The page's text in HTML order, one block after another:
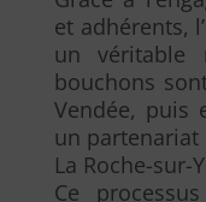
et adhérents,
un véritable
bouchons
Vendée, puis
un partenariat
La Roche-
Ce